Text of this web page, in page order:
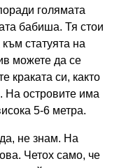
голямата
бабиша. Тя стои
статуята на
можете да се
краката си, както
На островите има
5-6 метра.
не знам. На
Четох само, че